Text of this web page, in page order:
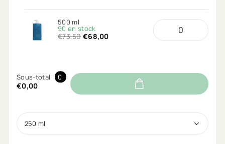
500 ml
90 en stock
€73,50€68,00
Sous-total 0
€0,00